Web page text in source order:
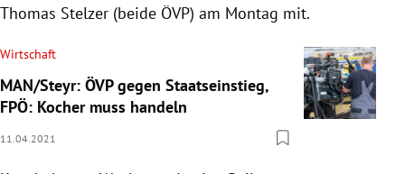
Thomas Stelzer (beide ÖVP) am Montag mit.
Wirtschaft
MAN/Steyr: ÖVP gegen Staatseinstieg,
FPÖ: Kocher muss handeln
11.04.2021